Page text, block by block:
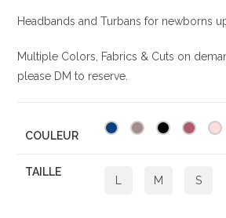
Headbands and Turbans for newborns
Multiple Colors, Fabrics & Cuts on
please DM to reserve.
COULEUR
TAILLE
M S